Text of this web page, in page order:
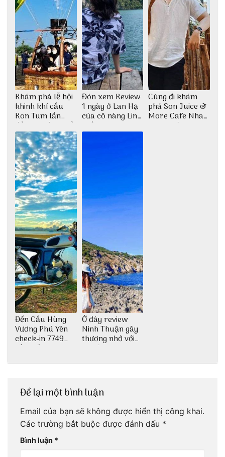
Khám phá lễ hội
khinh khí cầu
Kon Tum lần
đầu tiên được tổ
chức
Đón xem Review
1 ngày ở Lan Hạ
của cô nàng Linh
Trần
Cùng đi khám
phá Son Juice &
More Cafe Nha
Trang với anh
Đến Cầu Hùng
Vương Phú Yên
check-in 7749
tấm sống ảo
Ở đây review
Ninh Thuận gây
thương nhớ với
nét đẹp thiên
Để lại một bình luận
Email của bạn sẽ không được hiển thị công khai.
Các trường bắt buộc được đánh dấu *
Bình luận *